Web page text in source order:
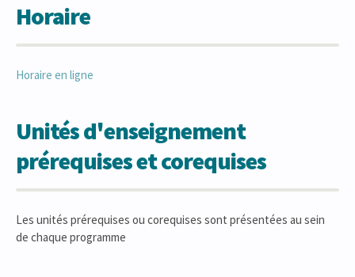
Horaire
Horaire en ligne
Unités d'enseignement
prérequises et corequises
Les unités prérequises ou corequises sont présentées au sein
de chaque programme